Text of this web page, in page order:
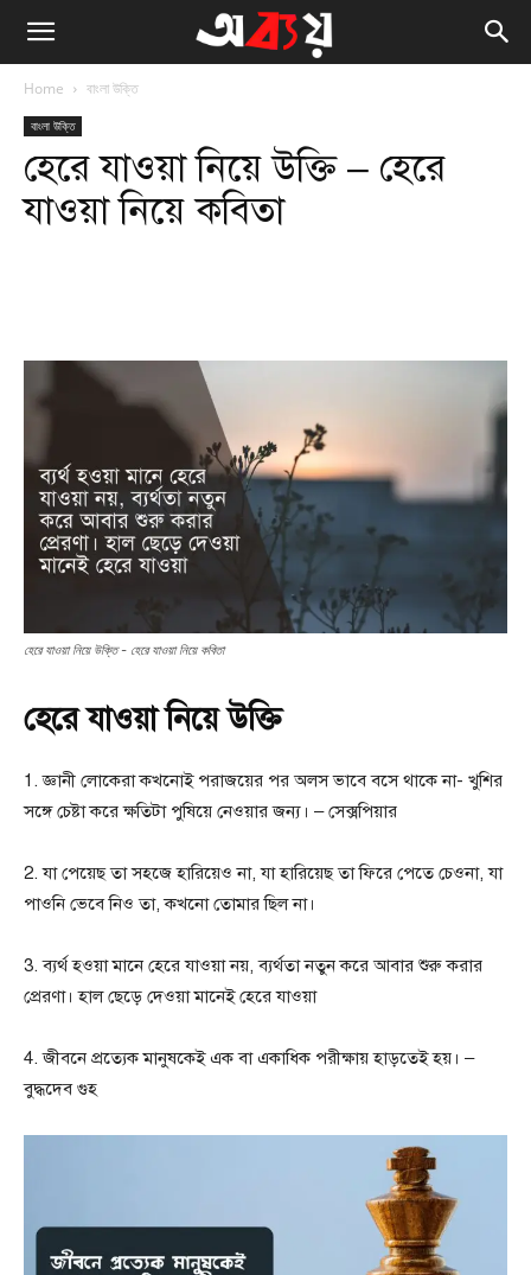
Home বাংলা উক্তি
বাংলা উক্তি
হেরে যাওয়া নিয়ে উক্তি – হেরে
যাওয়া নিয়ে কবিতা
হেরে যাওয়া নিয়ে উক্তি - হেরে যাওয়া নিয়ে কবিতা
হেরে যাওয়া নিয়ে উক্তি
1. জ্ঞানী লোকেরা কখনোই পরাজয়ের পর অলস ভাবে বসে থাকে না- খুশির
সঙ্গে চেষ্টা করে ক্ষতিটা পুষিয়ে নেওয়ার জন্য। – সেক্সপিয়ার
2. যা পেয়েছ তা সহজে হারিয়েও না, যা হারিয়েছ তা ফিরে পেতে চেওনা, যা
পাওনি ভেবে নিও তা, কখনো তোমার ছিল না।
3. ব্যর্থ হওয়া মানে হেরে যাওয়া নয়, ব্যর্থতা নতুন করে আবার শুরু করার
প্রেরণা। হাল ছেড়ে দেওয়া মানেই হেরে যাওয়া
4. জীবনে প্রত্যেক মানুষকেই এক বা একাধিক পরীক্ষায় হাড়তেই হয়। –
বুদ্ধদেব গুহ